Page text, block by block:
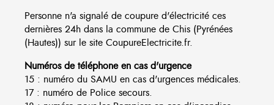
Personne n'a signalé de coupure d'électricité ces
dernières 24h dans la commune de Chis (Pyrénées
(Hautes)) sur le site CoupureElectricite.fr.
Numéros de téléphone en cas d'urgence
15 : numéro du SAMU en cas d'urgences médicales.
17 : numéro de Police secours.